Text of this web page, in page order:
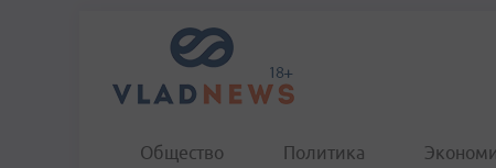
Общество Политика